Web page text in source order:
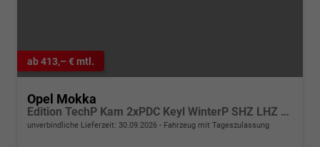
ab 413,– € mtl.
Opel Mokka
Edition TechP Kam 2xPDC Keyl WinterP SHZ LHZ Temp
unverbindliche Lieferzeit: 30.09.2026 Fahrzeug mit Tageszulassung